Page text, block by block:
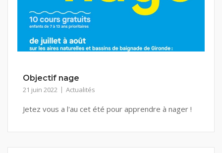
Objectif nage
21 juin 2022 Actualités
Jetez vous a l'au cet été pour apprendre à nager !